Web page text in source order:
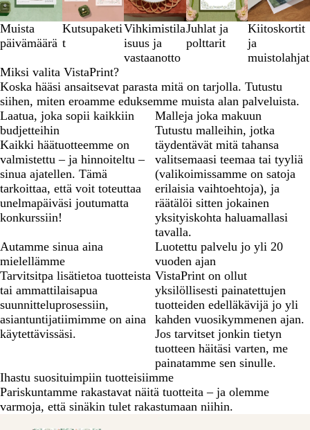
Muista
päivämäärä
Kutsupaketi
t
Vihkimistila
isuus ja
vastaanotto
Juhlat ja
polttarit
Kiitoskortit
ja
muistolahjat
/
5
Miksi valita VistaPrint?
Koska hääsi ansaitsevat parasta mitä on tarjolla. Tutustu
siihen, miten eroamme eduksemme muista alan palveluista.
Laatua, joka sopii kaikkiin
budjetteihin
Kaikki häätuotteemme on
valmistettu – ja hinnoiteltu –
sinua ajatellen. Tämä
tarkoittaa, että voit toteuttaa
unelmapäiväsi joutumatta
konkurssiin!
Malleja joka makuun
Tutustu malleihin, jotka
täydentävät mitä tahansa
valitsemaasi teemaa tai tyyliä
(valikoimissamme on satoja
erilaisia vaihtoehtoja), ja
räätälöi sitten jokainen
yksityiskohta haluamallasi
tavalla.
Autamme sinua aina
mielellämme
Tarvitsitpa lisätietoa tuotteista
tai ammattilaisapua
suunnitteluprosessiin,
asiantuntijatiimimme on aina
käytettävissäsi.
Luotettu palvelu jo yli 20
vuoden ajan
VistaPrint on ollut
yksilöllisesti painatettujen
tuotteiden edelläkävijä jo yli
kahden vuosikymmenen ajan.
Jos tarvitset jonkin tietyn
tuotteen häitäsi varten, me
painatamme sen sinulle.
Ihastu suosituimpiin tuotteisiimme
Pariskuntamme rakastavat näitä tuotteita – ja olemme
varmoja, että sinäkin tulet rakastumaan niihin.